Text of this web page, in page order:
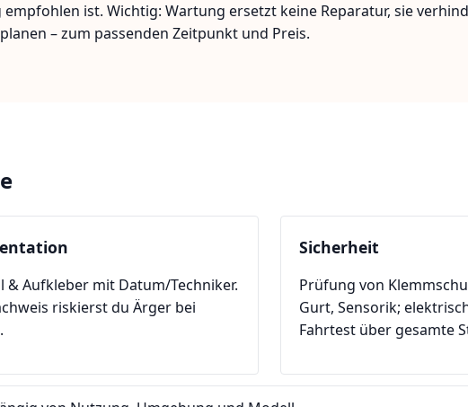
ist. Wichtig: Wartung ersetzt keine Reparatur, sie
– zum passenden Zeitpunkt und Preis.
& Aufkleber mit Datum/Techniker.
riskierst du Ärger bei
Sicherheit
Prüfung von
Gurt, Sensorik;
Fahrtest über gesamte